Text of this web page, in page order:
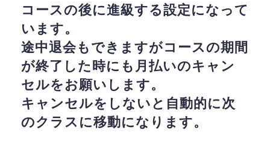
コースの後に進級する設定になって
います。
途中退会もできますがコースの期間
が終了した時にも月払いのキャン
セルをお願いします。
キャンセルをしないと自動的に次
のクラスに移動になります。